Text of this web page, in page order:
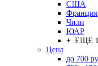
США
Франция
Чили
ЮАР
+ ЕЩЕ
Цена
до 700